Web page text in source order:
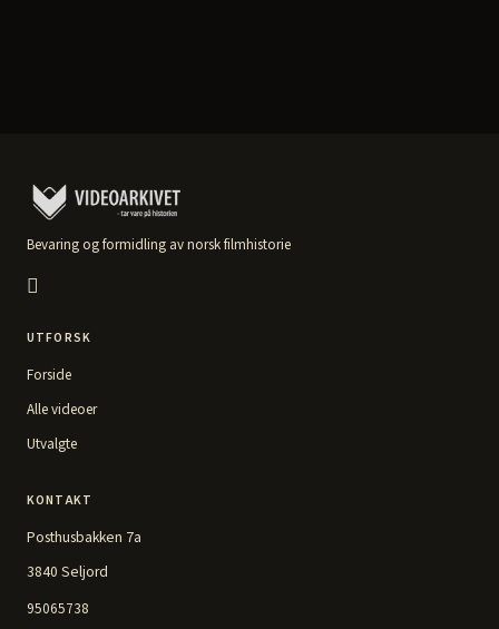
Bevaring og formidling av norsk filmhistorie
UTFORSK
Forside
Alle videoer
Utvalgte
KONTAKT
Posthusbakken 7a
3840 Seljord
95065738